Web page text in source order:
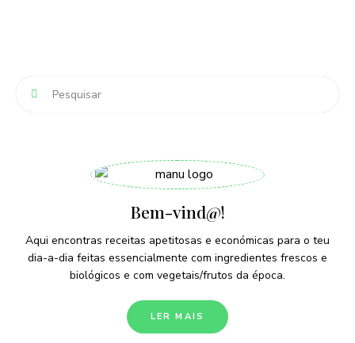
Bem-vind@!
Aqui encontras receitas apetitosas e económicas para o teu
dia-a-dia feitas essencialmente com ingredientes frescos e
biológicos e com vegetais/frutos da época.
LER MAIS